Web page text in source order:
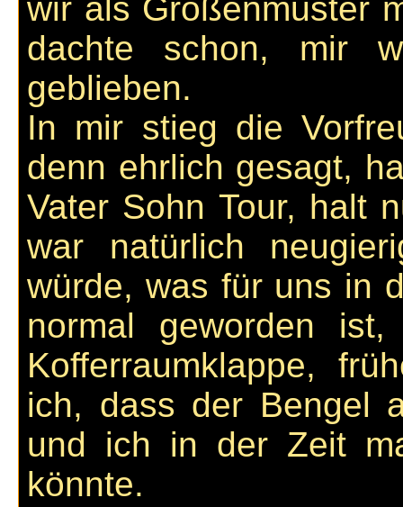
wir als Größenmuster
dachte schon, mir
geblieben.
In mir stieg die
denn ehrlich gesagt,
Vater Sohn Tour, halt
war natürlich
würde, was für uns in
normal geworden
Kofferraumklappe,
ich, dass der Bengel
und ich in der Zeit
könnte.